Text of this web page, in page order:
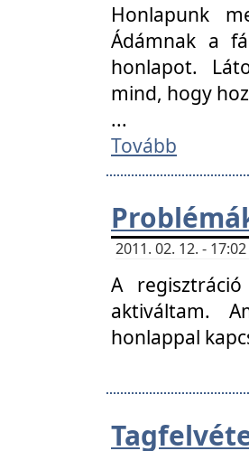
Honlapunk
Ádámnak a
honlapot.
mind, hogy
...
Tovább
2011. 02. 12. -
A
aktiváltam.
honlappal